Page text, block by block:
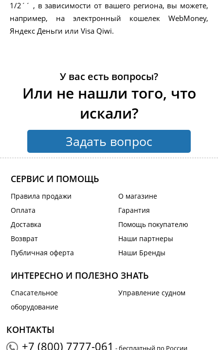
1/2´´ , в зависимости от вашего региона, вы можете,
например, на электронный кошелек WebMoney,
Яндекс Деньги или Visa Qiwi.
У вас есть вопросы?
Или не нашли того, что
искали?
Задать вопрос
СЕРВИС И ПОМОЩЬ
Правила продажи
Оплата
Доставка
Возврат
Публичная оферта
О магазине
Гарантия
Помощь покупателю
Наши партнеры
Наши Бренды
ИНТЕРЕСНО И ПОЛЕЗНО ЗНАТЬ
Спасательное
оборудование
Управление судном
КОНТАКТЫ
+7 (800) 7777-061 - бесплатный по России